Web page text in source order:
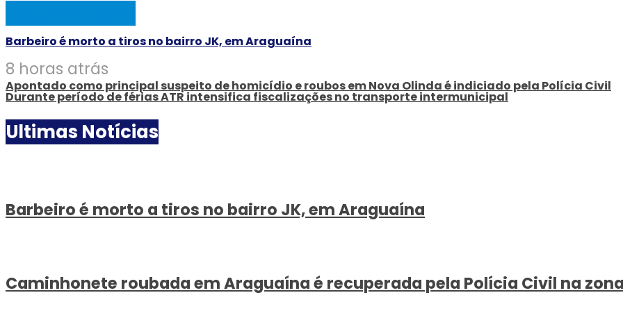
Barbeiro é morto a tiros no bairro JK, em Araguaína
8 horas atrás
Apontado como principal suspeito de homicídio e roubos em Nova Olinda é indiciado pela Polícia Civil
Durante período de férias ATR intensifica fiscalizações no transporte intermunicipal
Ultimas Notícias
Barbeiro é morto a tiros no bairro JK, em Araguaína
Caminhonete roubada em Araguaína é recuperada pela Polícia Civil na